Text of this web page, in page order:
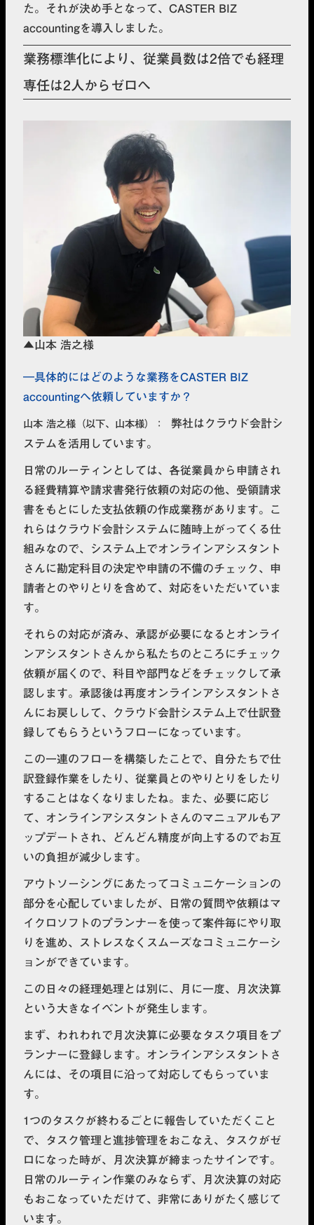
た。それが決め手となって、CASTER BIZ
accountingを導入しました。
業務標準化により、従業員数は2倍でも経理
専任は2人からゼロへ
▲山本 浩之様
具体的にはどのような業務をCASTER BIZ
accountingへ依頼していますか？
山本 浩之様（以下、山本様）
弊社はクラウド会計シ
ステムを活用しています。
日常のルーティンとしては、各従業員から申請され
る経費精算や請求書発行依頼の対応の他、受領請求
書をもとにした支払依頼の作成業務があります。こ
れらはクラウド会計システムに随時上がってくる仕
組みなので、システム上でオンラインアシスタント
さんに勘定科目の決定や申請の不備のチェック、申
請者とのやりとりを含めて、対応をいただいていま
す。
それらの対応が済み、承認が必要になるとオンライ
ンアシスタントさんから私たちのところにチェック
依頼が届くので、科目や部門などをチェックして承
認します。承認後は再度オンラインアシスタントさ
んにお戻しして、クラウド会計システム上で仕訳登
録してもらうというフローになっています。
この一連のフローを構築したことで、自分たちで仕
訳登録作業をしたり、従業員とのやりとりをしたり
することはなくなりましたね。また、必要に応じ
て、オンラインアシスタントさんのマニュアルもア
ップデートされ、どんどん精度が向上するのでお互
いの負担が減少します。
アウトソーシングにあたってコミュニケーションの
部分を心配していましたが、日常の質問や依頼はマ
イクロソフトのプランナーを使って案件毎にやり取
りを進め、ストレスなくスムーズなコミュニケーシ
ョンができています。
この日々の経理処理とは別に、月に一度、月次決算
という大きなイベントが発生します。
まず、われわれで月次決算に必要なタスク項目をプ
ランナーに登録します。オンラインアシスタントさ
んには、その項目に沿って対応してもらっていま
す。
1つのタスクが終わるごとに報告していただくこと
で、タスク管理と進捗管理をおこなえ、タスクがゼ
ロになった時が、月次決算が締まったサインです。
日常のルーティン作業のみならず、月次決算の対応
もおこなっていただけて、非常にありがたく感じて
います。